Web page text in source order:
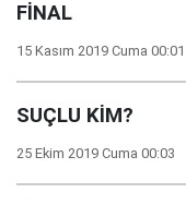
FİNAL
15 Kasım 2019 Cuma 00:01
SUÇLU KİM?
25 Ekim 2019 Cuma 00:03